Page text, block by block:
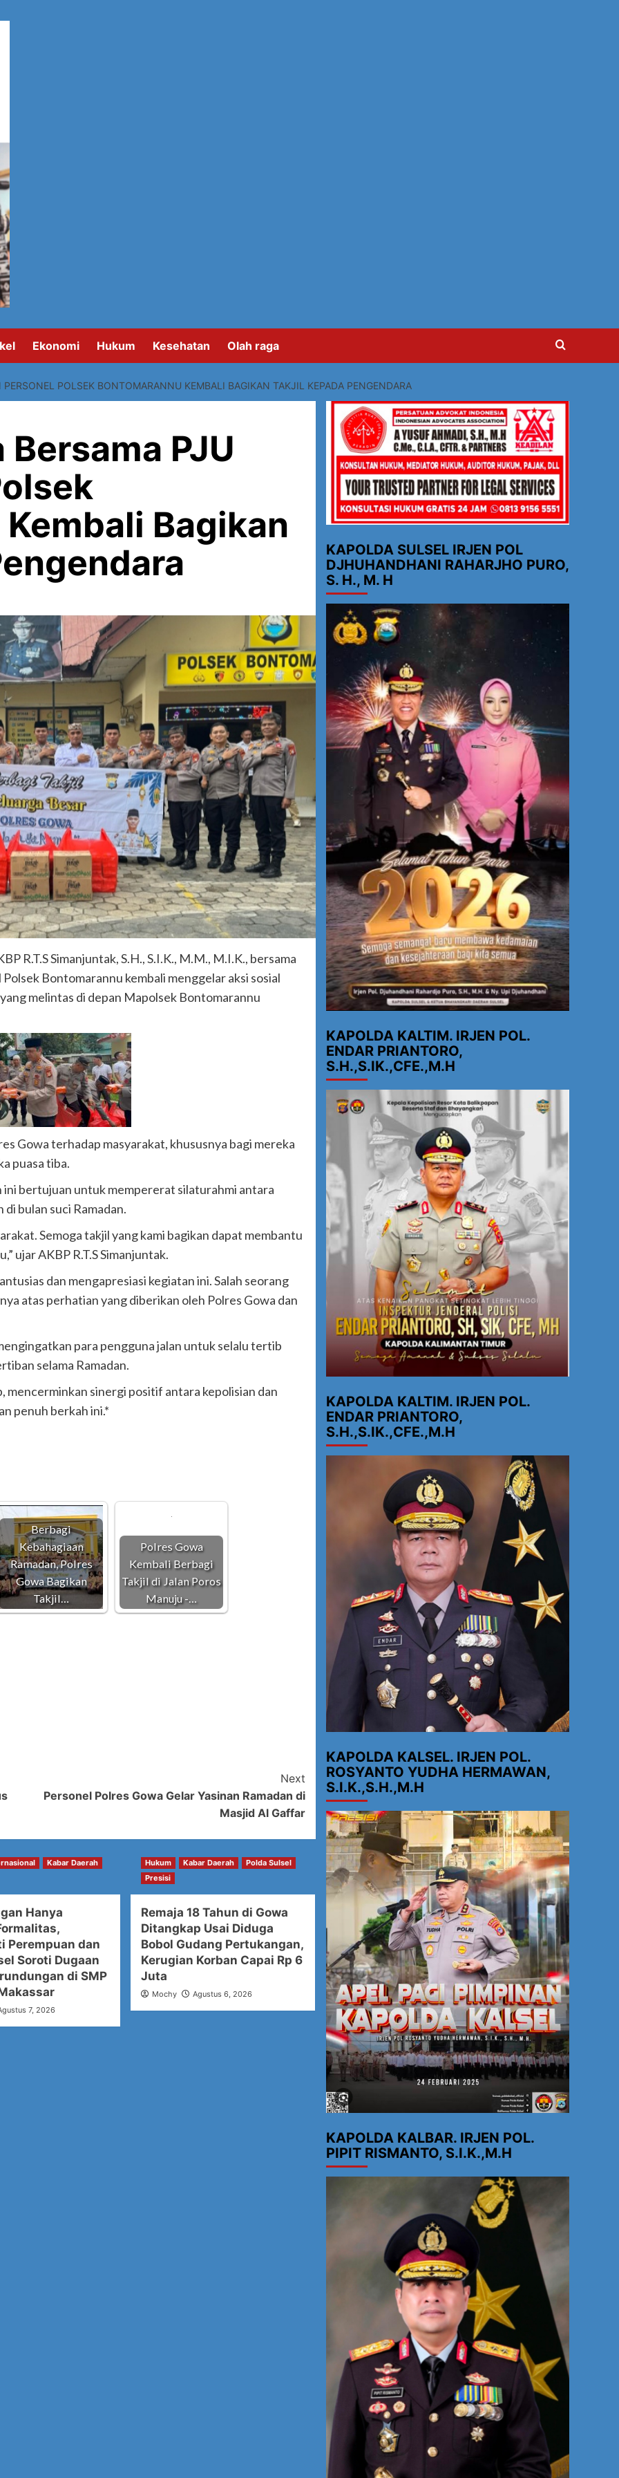
Ekonomi Hukum Kesehatan Olah raga
POLSEK BONTOMARANNU KEMBALI BAGIKAN TAKJIL KEPADA PENGENDARA
PJU
Bagikan
R.T.S Simanjuntak, S.H., S.I.K., M.M., M.I.K., bersama
Bontomarannu kembali menggelar aksi sosial
melintas di depan Mapolsek Bontomarannu
Gowa terhadap masyarakat, khususnya bagi mereka
puasa tiba.
ini bertujuan untuk mempererat silaturahmi antara
bulan suci Ramadan.
Semoga takjil yang kami bagikan dapat membantu
ujar AKBP R.T.S Simanjuntak.
dan mengapresiasi kegiatan ini. Salah seorang
atas perhatian yang diberikan oleh Polres Gowa dan
para pengguna jalan untuk selalu tertib
selama Ramadan.
sinergi positif antara kepolisian dan
penuh berkah ini.*
Berbagi
Kebahagiaan
Ramadan, Polres
Gowa Bagikan
Takjil…
Polres Gowa
Kembali Berbagi
Takjil di Jalan Poros
Manuju -…
Next
Personel Polres Gowa Gelar Yasinan Ramadan di
Masjid Al Gaffar
Kabar Daerah
Hanya
Perempuan dan
Soroti Dugaan
di SMP
7, 2026
Hukum Kabar Daerah
Polda Sulsel
Presisi
Remaja 18 Tahun di Gowa
Ditangkap Usai Diduga
Bobol Gudang Pertukangan,
Kerugian Korban Capai Rp 6
Juta
Mochy Agustus 6, 2026
KAPOLDA SULSEL IRJEN POL
DJHUHANDHANI RAHARJHO PURO,
S. H., M. H
KAPOLDA KALTIM. IRJEN POL.
ENDAR PRIANTORO,
S.H.,S.IK.,CFE.,M.H
KAPOLDA KALTIM. IRJEN POL.
ENDAR PRIANTORO,
S.H.,S.IK.,CFE.,M.H
KAPOLDA KALSEL. IRJEN POL.
ROSYANTO YUDHA HERMAWAN,
S.I.K.,S.H.,M.H
KAPOLDA KALBAR. IRJEN POL.
PIPIT RISMANTO, S.I.K.,M.H